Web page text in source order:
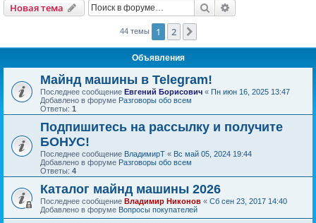
Новая тема Поиск
44 темы 1 2
Объявления
Майнд машины в Telegram!
Последнее сообщение Евгений Борисович « Пн июн 16, 2025 13:47
Добавлено в форуме Разговоры обо всем
Ответы: 1
Подпишитесь на рассылку и получите
БОНУС!
Последнее сообщение ВладимирТ « Вс май 05, 2024 19:44
Добавлено в форуме Разговоры обо всем
Ответы: 4
Каталог майнд машины 2026
Последнее сообщение Владимир Никонов « Сб сен 23, 2017 14:40
Добавлено в форуме Вопросы покупателей